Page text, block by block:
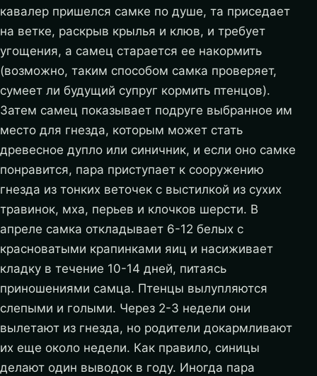
кавалер пришелся самке по душе, та приседает
на ветке, раскрыв крылья и клюв, и требует
угощения, а самец старается ее накормить
(возможно, таким способом самка проверяет,
сумеет ли будущий супруг кормить птенцов).
Затем самец показывает подруге выбранное им
место для гнезда, которым может стать
древесное дупло или синичник, и если оно самке
понравится, пара приступает к сооружению
гнезда из тонких веточек с выстилкой из сухих
травинок, мха, перьев и клочков шерсти. В
апреле самка откладывает 6-12 белых с
красноватыми крапинками яиц и насиживает
кладку в течение 10-14 дней, питаясь
приношениями самца. Птенцы вылупляются
слепыми и голыми. Через 2-3 недели они
вылетают из гнезда, но родители докармливают
их еще около недели. Как правило, синицы
делают один выводок в году. Иногда пара